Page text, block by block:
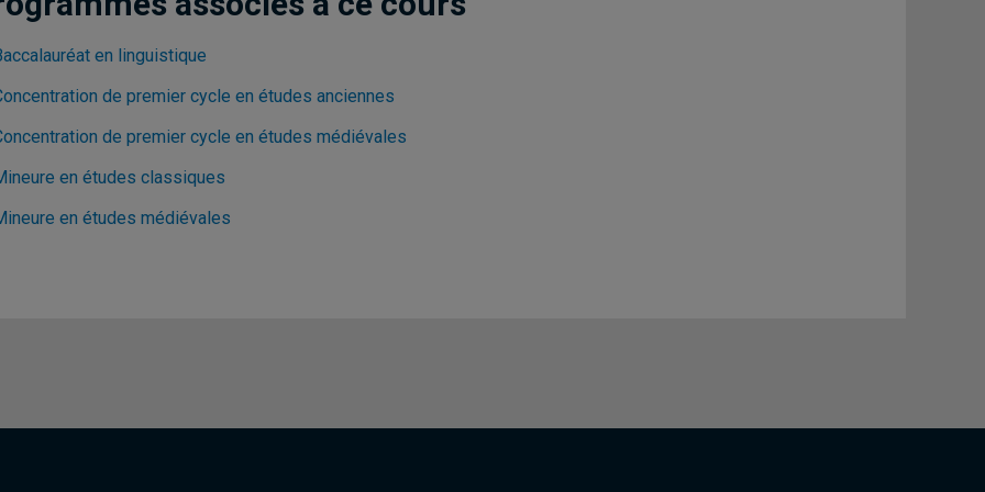
en linguistique
de premier cycle en études anciennes
de premier cycle en études médiévales
en études classiques
en études médiévales